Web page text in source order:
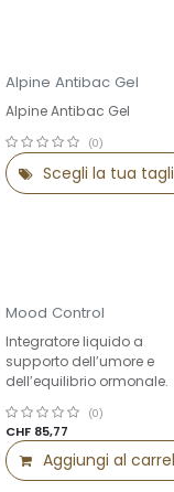
Alpine Antibac Gel
Alpine Antibac Gel
(0)
Scegli la tua
Mood Control
Integratore liquido a
supporto dell’umore e
dell’equilibrio ormonale.
(0)
CHF 85,77
Aggiungi al